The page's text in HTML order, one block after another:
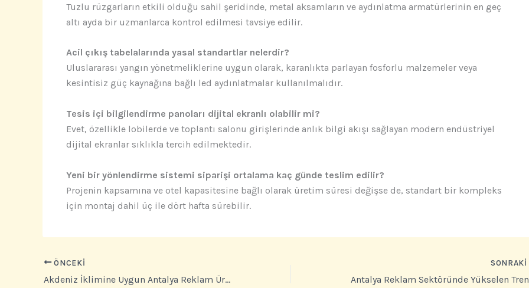
Tuzlu rüzgarların etkili olduğu sahil şeridinde, metal aksamların ve aydınlatma armatürlerinin en geç
altı ayda bir uzmanlarca kontrol edilmesi tavsiye edilir.
Acil çıkış tabelalarında yasal standartlar nelerdir?
Uluslararası yangın yönetmeliklerine uygun olarak, karanlıkta parlayan fosforlu malzemeler veya
kesintisiz güç kaynağına bağlı led aydınlatmalar kullanılmalıdır.
Tesis içi bilgilendirme panoları dijital ekranlı olabilir mi?
Evet, özellikle lobilerde ve toplantı salonu girişlerinde anlık bilgi akışı sağlayan modern endüstriyel
dijital ekranlar sıklıkla tercih edilmektedir.
Yeni bir yönlendirme sistemi siparişi ortalama kaç günde teslim edilir?
Projenin kapsamına ve otel kapasitesine bağlı olarak üretim süresi değişse de, standart bir kompleks
için montaj dahil üç ile dört hafta sürebilir.
ÖNCEKI
Akdeniz İklimine Uygun Antalya Reklam Üretimi: Güneşe ve Neme Meydan Okuyan Dayanıklı Tabelalar
SONRAKI